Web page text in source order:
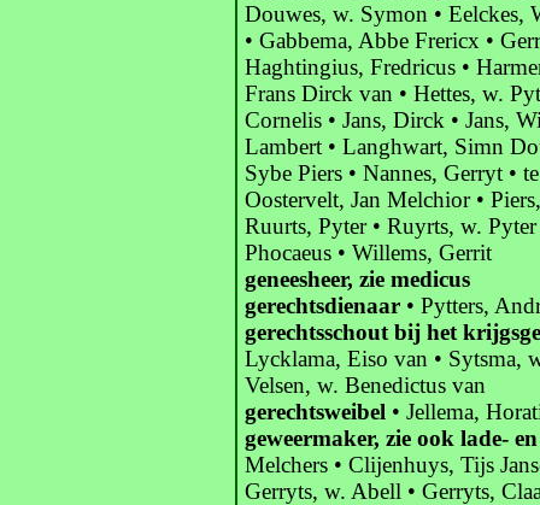
Douwes, w. Symon • Eelckes,
• Gabbema, Abbe Frericx •
Haghtingius, Fredricus •
Frans Dirck van • Hettes, w.
Cornelis • Jans, Dirck • Jans,
Lambert • Langhwart, Simn
Sybe Piers • Nannes, Gerryt •
Oostervelt, Jan Melchior •
Ruurts, Pyter • Ruyrts, w.
Phocaeus • Willems, Gerrit
geneesheer, zie medicus
gerechtsdienaar • Pytters,
gerechtsschout bij het
Lycklama, Eiso van • Sytsma,
Velsen, w. Benedictus van
gerechtsweibel • Jellema,
geweermaker, zie ook lade-
Melchers • Clijenhuys, Tijs
Gerryts, w. Abell • Gerryts,